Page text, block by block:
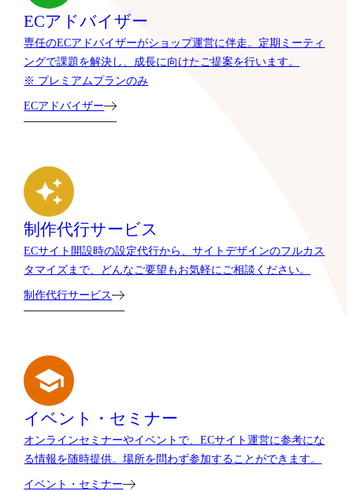
ECアドバイザー
専任のECアドバイザーがショップ運営に伴走。定期ミーティ
ングで課題を解決し、成長に向けたご提案を行います。
※ プレミアムプランのみ
ECアドバイザー
制作代行サービス
ECサイト開設時の設定代行から、サイトデザインのフルカス
タマイズまで、どんなご要望もお気軽にご相談ください。
制作代行サービス
イベント・セミナー
オンラインセミナーやイベントで、ECサイト運営に参考にな
る情報を随時提供。場所を問わず参加することができます。
イベント・セミナー